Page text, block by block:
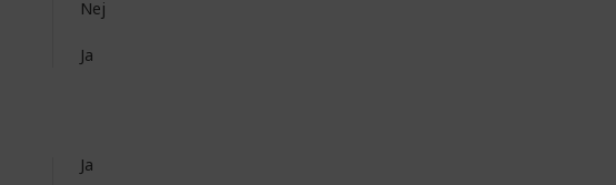
Nej
Ja
Ja